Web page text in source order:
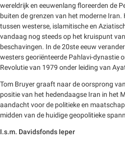
wereldrijk en eeuwenlang floreerden de
buiten de grenzen van het moderne
tussen westerse, islamitische en
vandaag nog steeds op het kruispunt
beschavingen. In de 20ste eeuw
westers georiënteerde Pahlavi-dynastie
Revolutie van 1979 onder leiding van
Tom Bruyer graaft naar de oorsprong
positie van het hedendaagse Iran in het
aandacht voor de politieke en
midden van de huidige geopolitieke
I.s.m. Davidsfonds Ieper